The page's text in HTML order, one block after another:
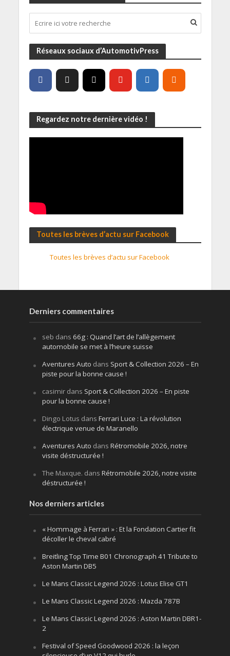
Réseaux sociaux d’AutomotivPress
Regardez notre dernière vidéo !
Toutes les brèves d’actu sur Facebook
Toutes les brèves d’actu sur Facebook
Derniers commentaires
seb dans 66g : Quand l’art de l’allègement
automobile se met à l’heure suisse
Aventures Auto dans Sport & Collection 2026 – En
piste pour la bonne cause !
casimirdans Sport & Collection 2026 – En piste
pour la bonne cause !
Dingo Lotus dans Ferrari Luce : La révolution
électrique venue de Maranello
Aventures Auto dans Rétromobile 2026, notre
visite déstructurée !
The Maxque. dans Rétromobile 2026, notre visite
déstructurée !
Nos derniers articles
« Hommage à Ferrari » : Et la Fondation Cartier fit
décoller le cheval cabré
Breitling Top Time B01 Chronograph 41 Tribute to
Aston Martin DB5
Le Mans Classic Legend 2026 : Lotus Elise GT1
Le Mans Classic Legend 2026 : Mazda 787B
Le Mans Classic Legend 2026 : Aston Martin DBR1-
2
Festival of Speed Goodwood 2026 : la leçon